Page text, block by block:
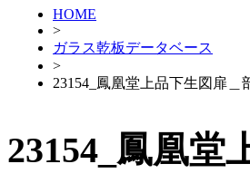
HOME
>
ガラス乾板データベース
>
23154_鳳凰堂上品下生図扉＿
23154_鳳凰堂